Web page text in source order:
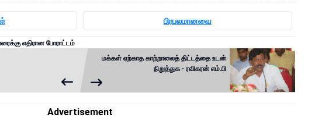
பிரபலமானவை
எதிரான போராட்டம்
மக்கள் ஏற்காத காற்றாலைத் திட்டத்தை உடன்
நிறுத்துக - ரவிகரன் எம்.பி
Advertisement